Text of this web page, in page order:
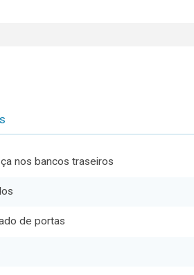
nos bancos traseiros
de portas